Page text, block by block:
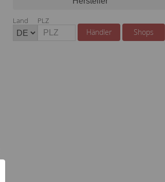
Land PLZ
Händler Shops